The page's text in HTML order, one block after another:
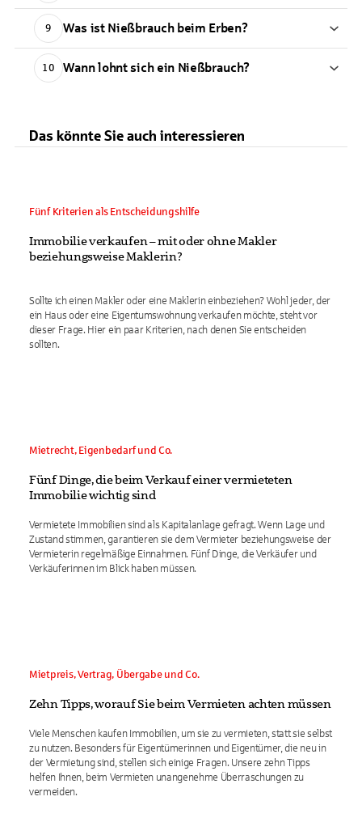
9 Was ist Nießbrauch beim Erben?
10 Wann lohnt sich ein Nießbrauch?
Das könnte Sie auch interessieren
Fünf Kriterien als Entscheidungshilfe
Immobilie verkaufen – mit oder ohne Makler
beziehungsweise Maklerin?
Sollte ich einen Makler oder eine Maklerin einbeziehen? Wohl jeder, der
ein Haus oder eine Eigentumswohnung verkaufen möchte, steht vor
dieser Frage. Hier ein paar Kriterien, nach denen Sie entscheiden
sollten.
Mietrecht, Eigenbedarf und Co.
Fünf Dinge, die beim Verkauf einer vermieteten
Immobilie wichtig sind
Vermietete Immobilien sind als Kapitalanlage gefragt. Wenn Lage und
Zustand stimmen, garantieren sie dem Vermieter beziehungsweise der
Vermieterin regelmäßige Einnahmen. Fünf Dinge, die Verkäufer und
Verkäuferinnen im Blick haben müssen.
Mietpreis, Vertrag, Übergabe und Co.
Zehn Tipps, worauf Sie beim Vermieten achten müssen
Viele Menschen kaufen Immobilien, um sie zu vermieten, statt sie selbst
zu nutzen. Besonders für Eigentümerinnen und Eigentümer, die neu in
der Vermietung sind, stellen sich einige Fragen. Unsere zehn Tipps
helfen Ihnen, beim Vermieten unangenehme Überraschungen zu
vermeiden.